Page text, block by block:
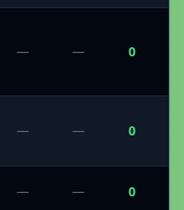
— — 0
— — 0
— — 0